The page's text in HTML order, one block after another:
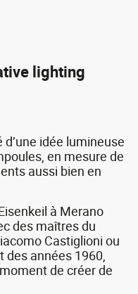
lighting
idée lumineuse
en mesure de
aussi bien en
à Merano
des maîtres du
Castiglioni ou
années 1960,
de créer de